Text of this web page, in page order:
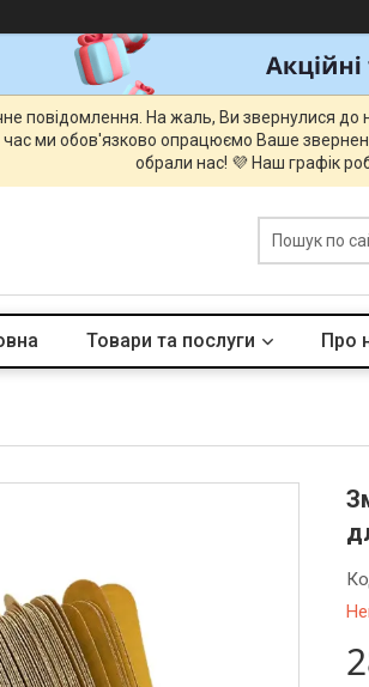
повідомлення. На жаль, Ви звернулися
ми обов'язково опрацюємо Ваше
обрали нас! 💜 Наш графік
Товари та послуги Про